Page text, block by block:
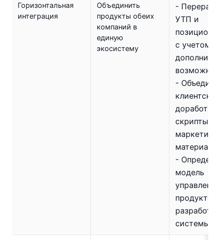
Горизонтальная
интеграция
Объединить
продукты обеих
компаний в
единую
экосистему
-
УТП и
с учетом
-
доработать
скрипты
материалы
-
модель
управления
системы